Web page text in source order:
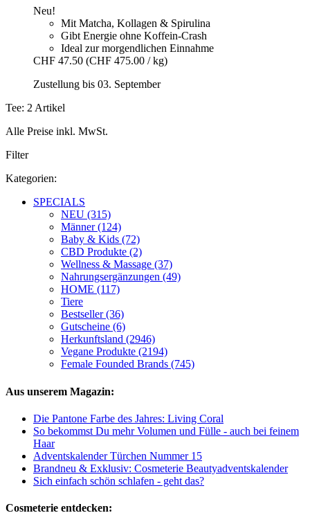
Neu!
Mit Matcha, Kollagen & Spirulina
Gibt Energie ohne Koffein-Crash
Ideal zur morgendlichen Einnahme
CHF 47.50 (CHF 475.00 / kg)
Zustellung bis 03. September
Tee: 2 Artikel
Alle Preise inkl. MwSt.
Filter
Kategorien:
SPECIALS
NEU (315)
Männer (124)
Baby & Kids (72)
CBD Produkte (2)
Wellness & Massage (37)
Nahrungsergänzungen (49)
HOME (117)
Tiere
Bestseller (36)
Gutscheine (6)
Herkunftsland (2946)
Vegane Produkte (2194)
Female Founded Brands (745)
Aus unserem Magazin:
Die Pantone Farbe des Jahres: Living Coral
So bekommst Du mehr Volumen und Fülle - auch bei feinem
Haar
Adventskalender Türchen Nummer 15
Brandneu & Exklusiv: Cosmeterie Beautyadventskalender
Sich einfach schön schlafen - geht das?
Cosmeterie entdecken: